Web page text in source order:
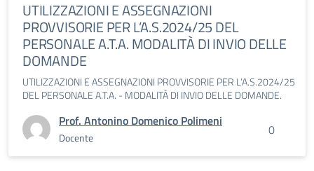
UTILIZZAZIONI E ASSEGNAZIONI
PROVVISORIE PER L’A.S.2024/25 DEL
PERSONALE A.T.A. MODALITÀ DI INVIO DELLE
DOMANDE
UTILIZZAZIONI E ASSEGNAZIONI PROVVISORIE PER L’A.S.2024/25
DEL PERSONALE A.T.A. - MODALITÀ DI INVIO DELLE DOMANDE.
Prof. Antonino Domenico Polimeni
Docente 0